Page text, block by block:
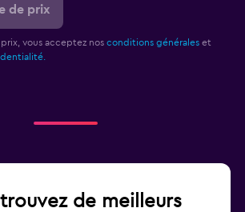
de prix
vous acceptez nos conditions générales et
de meilleurs